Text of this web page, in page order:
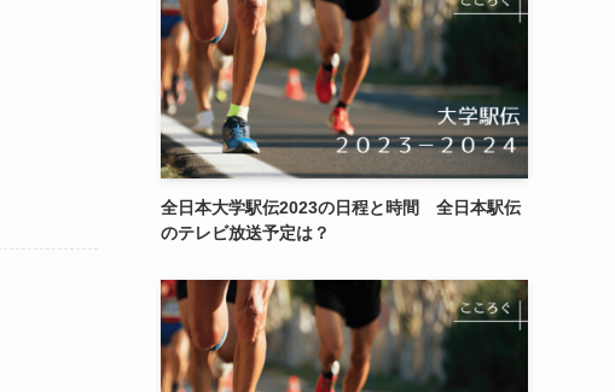
全日本大学駅伝2023の日程と時間 全日本駅伝
のテレビ放送予定は？